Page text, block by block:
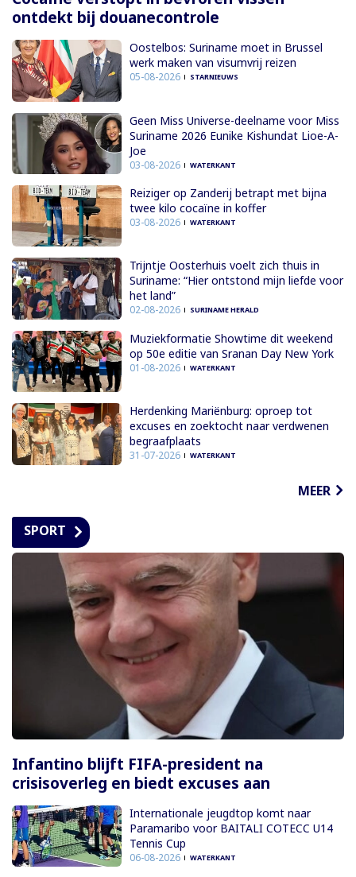
ontdekt bij douanecontrole
Oostelbos: Suriname moet in Brussel
werk maken van visumvrij reizen
05-08-2026 STARNIEUWS
Geen Miss Universe-deelname voor Miss
Suriname 2026 Eunike Kishundat Lioe-A-
Joe
03-08-2026 WATERKANT
Reiziger op Zanderij betrapt met bijna
twee kilo cocaïne in koffer
03-08-2026 WATERKANT
Trijntje Oosterhuis voelt zich thuis in
Suriname: “Hier ontstond mijn liefde voor
het land”
02-08-2026 SURINAME HERALD
Muziekformatie Showtime dit weekend
op 50e editie van Sranan Day New York
01-08-2026 WATERKANT
Herdenking Mariënburg: oproep tot
excuses en zoektocht naar verdwenen
begraafplaats
31-07-2026 WATERKANT
MEER
SPORT
Infantino blijft FIFA-president na
crisisoverleg en biedt excuses aan
Internationale jeugdtop komt naar
Paramaribo voor BAITALI COTECC U14
Tennis Cup
06-08-2026 WATERKANT